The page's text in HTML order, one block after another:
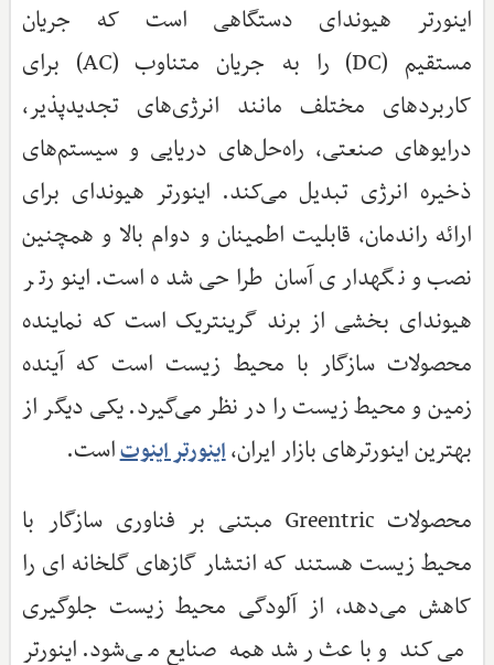
اینورتر هیوندای دستگاهی است که جریان
مستقیم (DC) را به جریان متناوب (AC) برای
کاربردهای مختلف مانند انرژی‌های تجدیدپذیر،
درایوهای صنعتی، راه‌حل‌های دریایی و سیستم‌های
ذخیره انرژی تبدیل می‌کند. اینورتر هیوندای برای
ارائه راندمان، قابلیت اطمینان و دوام بالا و همچنین
نصب و نگهداری آسان طراحی شده است. اینورتر
هیوندای بخشی از برند گرینتریک است که نماینده
محصولات سازگار با محیط زیست است که آینده
زمین و محیط زیست را در نظر می‌گیرد. یکی دیگر از
بهترین اینورترهای بازار ایران،اینورتر اینوتاست.
محصولات Greentric مبتنی بر فناوری سازگار با
محیط زیست هستند که انتشار گازهای گلخانه ای را
کاهش می‌دهد، از آلودگی محیط زیست جلوگیری
می‌کند و باعث رشد همه صنایع می‌شود. اینورتر